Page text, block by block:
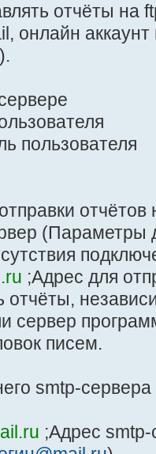
отчёты на
онлайн
пользователя
отчётов
(Параметры
;Адрес для
отчёты,
сервер
писем.
smtp-
;Адрес